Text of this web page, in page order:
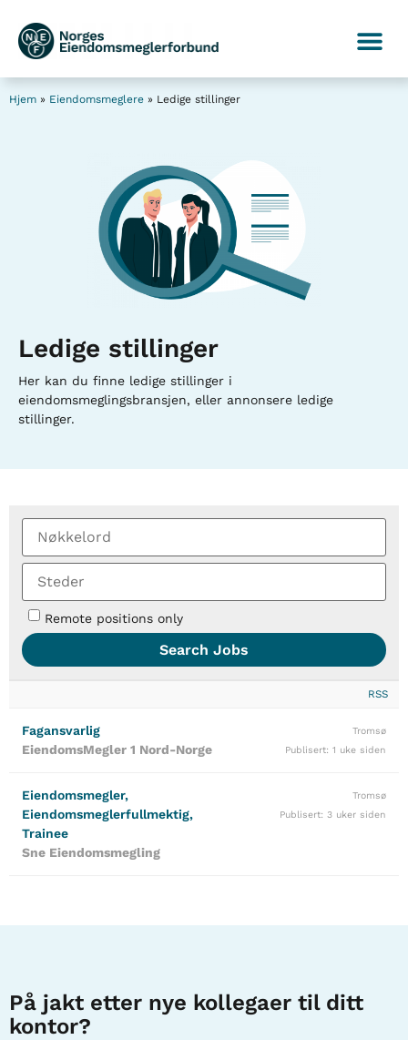
Hjem » Eiendomsmeglere » Ledige stillinger
Ledige stillinger
Her kan du finne ledige stillinger i
eiendomsmeglingsbransjen, eller annonsere ledige
stillinger.
Remote positions only
RSS
Fagansvarlig
EiendomsMegler 1 Nord-Norge
Tromsø
Publisert: 1 uke siden
Eiendomsmegler,
Eiendomsmeglerfullmektig,
Trainee
Sne Eiendomsmegling
Tromsø
Publisert: 3 uker siden
På jakt etter nye kollegaer til ditt
kontor?